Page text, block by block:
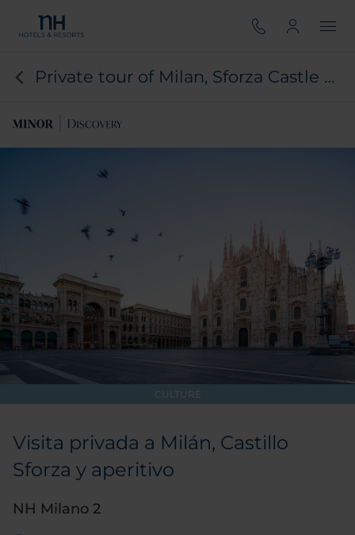
Private tour of Milan, Sforza Castle & aperitif
CULTURE
Visita privada a Milán, Castillo
Sforza y aperitivo
NH Milano 2